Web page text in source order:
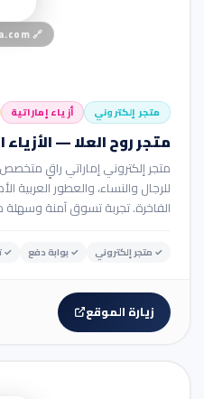
🔗
متجر إلكتروني أزياء إماراتية
متجر روح العلا — الأزياء
متجر إلكتروني إماراتي راقٍ متخصص
للرجال والنساء، والعطور العربية
الفاخرة. تجربة تسوق آمنة
✓ متجر إلكتروني ✓ بوابة دفع ✓
زيارة الموقع